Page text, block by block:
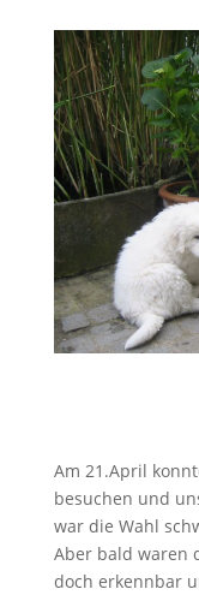
Am 21.April
besuchen und
war die Wahl
Aber bald waren
doch erkennbar